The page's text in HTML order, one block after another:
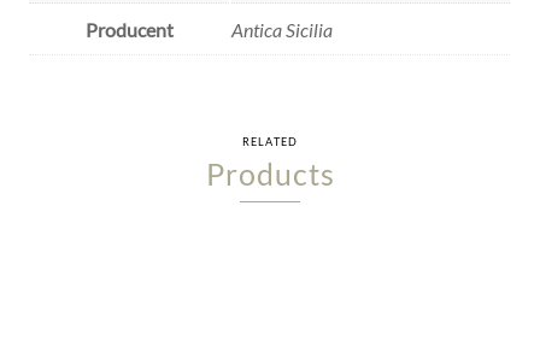
Producent Antica Sicilia
RELATED
Products